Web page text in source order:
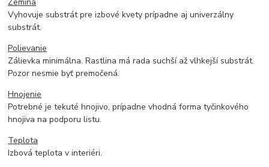
Vyhovuje substrát pre izbové kvety prípadne aj univerzálny
substrát.
Polievanie
Zálievka minimálna. Rastlina má rada suchší až vlhkejší substrát.
Pozor nesmie byť premočená.
Hnojenie
Potrebné je tekuté hnojivo, prípadne vhodná forma tyčinkového
hnojiva na podporu listu.
Teplota
Izbová teplota v interiéri.